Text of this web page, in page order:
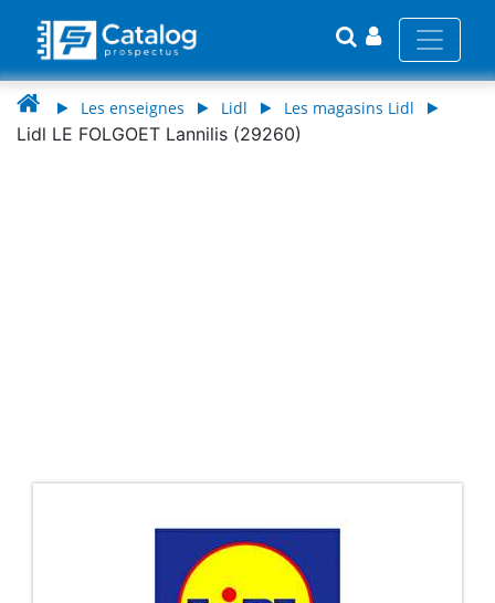
Les enseignes Lidl Les magasins Lidl
Lidl LE FOLGOET Lannilis (29260)